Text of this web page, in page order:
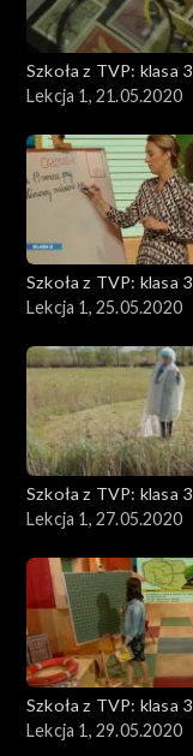
Szkoła z TVP: klasa 3
Lekcja 1, 21.05.2020
Szkoła z TVP: klasa 3
Lekcja 1, 25.05.2020
Szkoła z TVP: klasa 3
Lekcja 1, 27.05.2020
Szkoła z TVP: klasa 3
Lekcja 1, 29.05.2020